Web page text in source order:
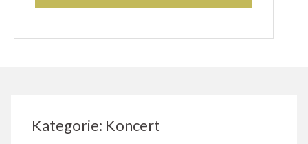
Kategorie: Koncert